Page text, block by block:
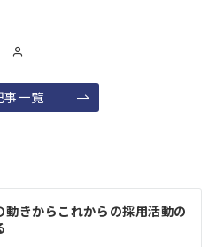
事一覧
動きからこれからの採用活動の